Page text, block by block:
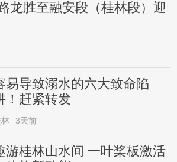
龙胜至融安段（桂林段）迎
易导致溺水的六大致命陷
！赶紧转发
3天前
游桂林山水间 一叶桨板激活